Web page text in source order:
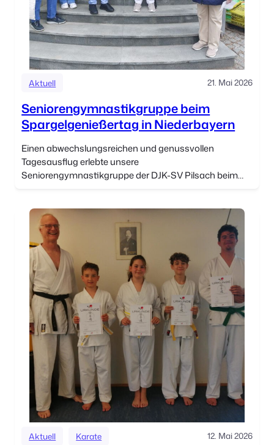
Aktuell 21. Mai 2026
Seniorengymnastikgruppe beim
Spargelgenießertag in Niederbayern
Einen abwechslungsreichen und genussvollen
Tagesausflug erlebte unsere
Seniorengymnastikgruppe der DJK-SV Pilsach beim
nach Kelheim. Dort wartete bereits das Schiff, […]
Aktuell Karate 12. Mai 2026